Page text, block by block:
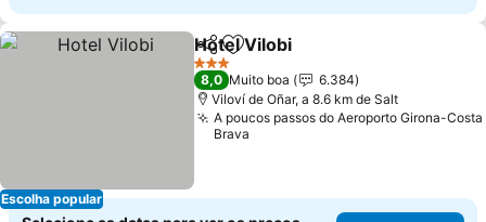
Escolha popular
PartilharAdicionar aos favoritos
Hotel Vilobi
3 Estrelas
8,0 Muito boa
6.384
Viloví de Oñar, a 8.6 km de Salt
A poucos passos do Aeroporto Girona-Costa
Brava